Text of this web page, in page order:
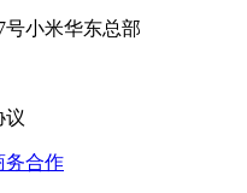
小米华东总部
议
务合作